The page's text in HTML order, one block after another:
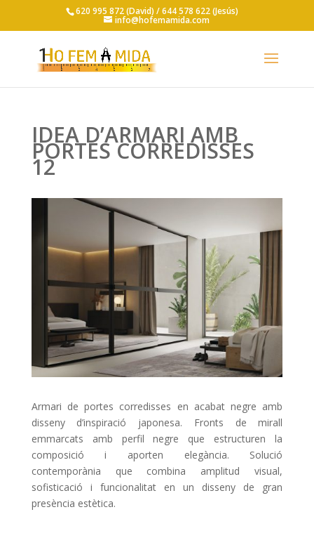
620 995 872 (David) /644 578 622 (Jesús)
info@hofemamida.com
IDEA D’ARMARI AMB
PORTES CORREDISSES
12
Armari de portes corredisses en acabat negre amb
disseny d’inspiració japonesa. Fronts de mirall
emmarcats amb perfil negre que estructuren la
composició i aporten elegància. Solució
contemporània que combina amplitud visual,
sofisticació i funcionalitat en un disseny de gran
presència estètica.